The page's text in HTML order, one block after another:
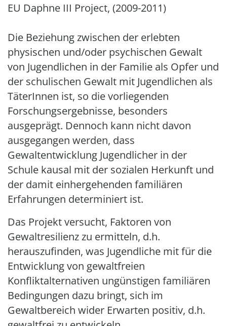
EU Daphne III Project, (2009-2011)
Die Beziehung zwischen der erlebten
physischen und/oder psychischen Gewalt
von Jugendlichen in der Familie als Opfer und
der schulischen Gewalt mit Jugendlichen als
TäterInnen ist, so die vorliegenden
Forschungsergebnisse, besonders
ausgeprägt. Dennoch kann nicht davon
ausgegangen werden, dass
Gewaltentwicklung Jugendlicher in der
Schule kausal mit der sozialen Herkunft und
der damit einhergehenden familiären
Erfahrungen determiniert ist.
Das Projekt versucht, Faktoren von
Gewaltresilienz zu ermitteln, d.h.
herauszufinden, was Jugendliche mit für die
Entwicklung von gewaltfreien
Konfliktalternativen ungünstigen familiären
Bedingungen dazu bringt, sich im
Gewaltbereich wider Erwarten positiv, d.h.